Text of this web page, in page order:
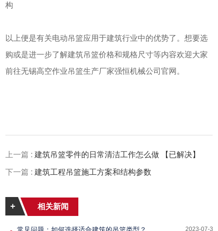
构
以上便是有关电动吊篮应用于建筑行业中的优势了。想要选
购或是进一步了解建筑吊篮价格和规格尺寸等内容欢迎大家
前往无锡高空作业吊篮生产厂家强恒机械公司官网。
上一篇 :建筑吊篮零件的日常清洁工作怎么做 【已解决】
下一篇 :建筑工程吊篮施工方案和结构参数
+ 相关新闻
常见问题：如何选择适合建筑的吊篮类型？ 2023-07-30